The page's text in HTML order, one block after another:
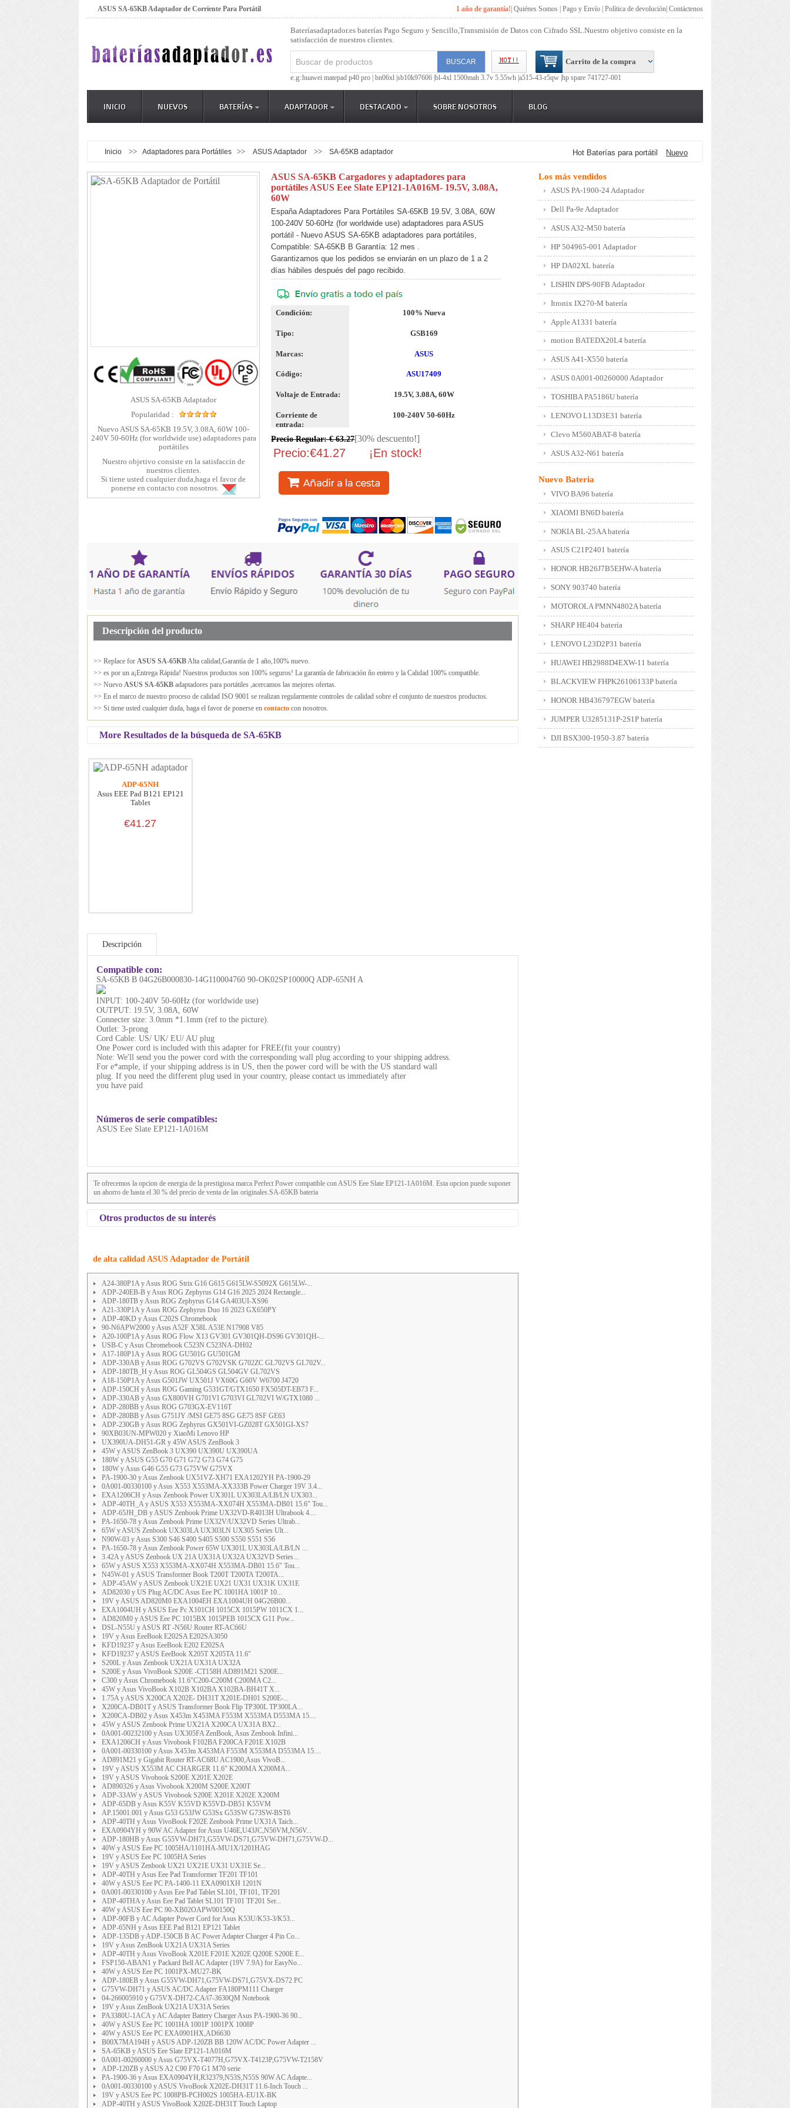
ASUS SA-65KB Adaptador de Corriente Para Portátil 1 año de garantía! |Quiénes Somos |Pago y Envío |Política de devolución |Contáctenos
Bateríasadaptador.es baterías Pago Seguro y Sencillo,Transmisión de Datos con Cifrado SSL.Nuestro objetivo consiste en la
satisfacción de nuestros clientes.
Carrito de la compra
e.g:huawei matepad p40 pro | bn06xl | sb10k97606 | bl-4xl 1500mah 3.7v 5.55wh | a515-43-r5qw | hp spare 741727-001
INICIO NUEVOS BATERÍAS ADAPTADOR DESTACADO SOBRE NOSOTROS BLOG
Inicio >> Adaptadores para Portátiles >> ASUS Adaptador >> SA-65KB adaptador Hot Baterías para portátil Nuevo
ASUS SA-65KB Adaptador
Popularidad :
Nuevo ASUS SA-65KB 19.5V, 3.08A, 60W 100-
240V 50-60Hz (for worldwide use) adaptadores para
portátiles
Nuestro objetivo consiste en la satisfaccin de
nuestros clientes.
Si tiene usted cualquier duda,haga el favor de
ponerse en contacto con nosotros.
ASUS SA-65KB Cargadores y adaptadores para
portátiles ASUS Eee Slate EP121-1A016M- 19.5V, 3.08A,
60W
España Adaptadores Para Portátiles SA-65KB 19.5V, 3.08A, 60W
100-240V 50-60Hz (for worldwide use) adaptadores para ASUS
portátil - Nuevo ASUS SA-65KB adaptadores para portátiles,
Compatible: SA-65KB B Garantía: 12 mes .
Garantizamos que los pedidos se enviarán en un plazo de 1 a 2
días hábiles después del pago recibido.
Condición: 100% Nueva
Tipo: GSB169
Marcas: ASUS
Código: ASU17409
Voltaje de Entrada: 19.5V, 3.08A, 60W
Corriente de
entrada:
100-240V 50-60Hz
Precio Regular: € 63.27[30% descuento!]
Precio:€41.27 ¡En stock!
Descripción del producto
>> Replace for ASUS SA-65KBAlta calidad,Garantía de 1 año,100% nuevo.
>> es por un a¡Entrega Rápida! Nuestros productos son 100% seguros! La garantía de fabricación ño entero y la Calidad 100% compatible.
>> Nuevo ASUS SA-65KBadaptadores para portátiles ,acercamos las mejores ofertas.
>> En el marco de nuestro proceso de calidad ISO 9001 se realizan regularmente controles de calidad sobre el conjunto de nuestros productos.
>> Si tiene usted cualquier duda, haga el favor de ponerse en contactocon nosotros.
More Resultados de la búsqueda de SA-65KB
ADP-65NH
Asus EEE Pad B121 EP121
Tablet
€41.27
Descripción
Compatible con:
SA-65KB B 04G26B000830-14G110004760 90-OK02SP10000Q ADP-65NH A
INPUT: 100-240V 50-60Hz (for worldwide use)
OUTPUT: 19.5V, 3.08A, 60W
Connecter size: 3.0mm *1.1mm (ref to the picture).
Outlet: 3-prong
Cord Cable: US/ UK/ EU/ AU plug
One Power cord is included with this adapter for FREE(fit your country)
Note: We'll send you the power cord with the corresponding wall plug according to your shipping address.
For e*ample, if your shipping address is in US, then the power cord will be with the US standard wall
plug. If you need the different plug used in your country, please contact us immediately after
you have paid
Números de serie compatibles:
ASUS Eee Slate EP121-1A016M
Te ofrecemos la opcion de energia de la prestigiosa marca Perfect Power compatible con ASUS Eee Slate EP121-1A016M. Esta opcion puede suponer
un ahorro de hasta el 30 % del precio de venta de las originales.SA-65KB bateria
Otros productos de su interés
de alta calidad ASUS Adaptador de Portátil
A24-380P1A y Asus ROG Strix G16 G615 G615LW-S5092X G615LW-...
ADP-240EB-B y Asus ROG Zephyrus G14 G16 2025 2024 Rectangle...
ADP-180TB y Asus ROG Zephyrus G14 GA403UI-XS96
A21-330P1A y Asus ROG Zephyrus Duo 16 2023 GX650PY
ADP-40KD y Asus C202S Chromebook
90-N6APW2000 y Asus A52F X58L A53E N17908 V85
A20-100P1A y Asus ROG Flow X13 GV301 GV301QH-DS96 GV301QH-...
USB-C y Asus Chromebook C523N C523NA-DH02
A17-180P1A y Asus ROG GU501G GU501GM
ADP-330AB y Asus ROG G702VS G702VSK G702ZC GL702VS GL702V...
ADP-180TB_H y Asus ROG GL504GS GL504GV GL702VS
A18-150P1A y Asus G501JW UX501J VX60G G60V W6700 J4720
ADP-150CH y Asus ROG Gaming G531GT/GTX1650 FX505DT-EB73 F...
ADP-330AB y Asus GX800VH G701VI G703VI GL702VI W/GTX1080 ...
ADP-280BB y Asus ROG G703GX-EV116T
ADP-280BB y Asus G751JY /MSI GE75 8SG GE75 8SF GE63
ADP-230GB y Asus ROG Zephyrus GX501VI-GZ028T GX501GI-XS7
90XB03UN-MPW020 y XiaoMi Lenovo HP
UX390UA-DH51-GR y 45W ASUS ZenBook 3
45W y ASUS ZenBook 3 UX390 UX390U UX390UA
180W y ASUS G55 G70 G71 G72 G73 G74 G75
180W y Asus G46 G55 G73 G75VW G75VX
PA-1900-30 y Asus Zenbook UX51VZ-XH71 EXA1202YH PA-1900-29
0A001-00330100 y Asus X553 X553MA-XX333B Power Charger 19V 3.4...
EXA1206CH y Asus Zenbook Power UX301L UX303LA/LB/LN UX303...
ADP-40TH_A y ASUS X553 X553MA-XX074H X553MA-DB01 15.6" Tou...
ADP-65JH_DB y ASUS Zenbook Prime UX32VD-R4013H Ultrabook 4....
PA-1650-78 y Asus Zenbook Prime UX32V/UX32VD Series Ultrab...
65W y ASUS Zenbook UX303LA UX303LN UX305 Series Ult...
N90W-03 y Asus S300 S46 S400 S405 S500 S550 S551 S56
PA-1650-78 y Asus Zenbook Power 65W UX301L UX303LA/LB/LN ...
3.42A y ASUS Zenbook UX 21A UX31A UX32A UX32VD Series...
65W y ASUS X553 X553MA-XX074H X553MA-DB01 15.6" Tou...
N45W-01 y ASUS Transformer Book T200T T200TA T200TA...
ADP-45AW y ASUS Zenbook UX21E UX21 UX31 UX31K UX31E
AD82030 y US Plug AC/DC Asus Eee PC 1001HA 1001P 10...
19V y ASUS AD820M0 EXA1004EH EXA1004UH 04G26B00...
EXA1004UH y ASUS Eee Pc X101CH 1015CX 1015PW 1011CX 1...
AD820M0 y ASUS Eee PC 1015BX 1015PEB 1015CX G11 Pow...
DSL-N55U y ASUS RT -N56U Router RT-AC66U
19V y Asus EeeBook E202SA E202SA3050
KFD19237 y Asus EeeBook E202 E202SA
KFD19237 y ASUS EeeBook X205T X205TA 11.6"
S200L y Asus Zenbook UX21A UX31A UX32A
S200E y Asus VivoBook S200E -CT158H AD891M21 S200E...
C300 y Asus Chromebook 11.6"C200-C200M C200MA C2...
45W y Asus VivoBook X102B X102BA X102BA-BH41T X...
1.75A y ASUS X200CA X202E- DH31T X201E-DH01 S200E-...
X200CA-DB01T y ASUS Transformer Book Flip TP300L TP300LA...
X200CA-DB02 y Asus X453m X453MA F553M X553MA D553MA 15....
45W y ASUS Zenbook Prime UX21A X200CA UX31A BX2...
0A001-00232100 y Asus UX305FA ZenBook, Asus Zenbook Infini...
EXA1206CH y Asus Vivobook F102BA F200CA F201E X102B
0A001-00330100 y Asus X453m X453MA F553M X553MA D553MA 15....
AD891M21 y Gigabit Router RT-AC68U AC1900,Asus VivoB...
19V y ASUS X553M AC CHARGER 11.6" K200MA X200MA...
19V y ASUS Vivobook S200E X201E X202E
AD890326 y Asus Vivobook X200M S200E X200T
ADP-33AW y ASUS Vivobook S200E X201E X202E X200M
ADP-65DB y Asus K55V K55VD K55VD-DB51 K55VM
AP.15001.001 y Asus G53 G53JW G53Sx G53SW G73SW-BST6
ADP-40TH y Asus VivoBook F202E Zenbook Prime UX31A Taich...
EXA0904YH y 90W AC Adapter for Asus U46E,U43JC,N56VM,N56V...
ADP-180HB y Asus G55VW-DH71,G55VW-DS71,G75VW-DH71,G75VW-D...
40W y ASUS Eee PC 1005HA/1101HA-MU1X/1201HAG
19V y ASUS Eee PC 1005HA Series
19V y ASUS Zenbook UX21 UX21E UX31 UX31E Se...
ADP-40TH y Asus Eee Pad Transformer TF201 TF101
40W y ASUS Eee PC PA-1400-11 EXA0901XH 1201N
0A001-00330100 y Asus Eee Pad Tablet SL101, TF101, TF201
ADP-40THA y Asus Eee Pad Tablet SL101 TF101 TF201 Ser...
40W y ASUS Eee PC 90-XB02OAPW00150Q
ADP-90FB y AC Adapter Power Cord for Asus K53U/K53-3/K53...
ADP-65NH y Asus EEE Pad B121 EP121 Tablet
ADP-135DB y ADP-150CB B AC Power Adapter Charger 4 Pin Co...
19V y Asus ZenBook UX21A UX31A Series
ADP-40TH y Asus VivoBook X201E F201E X202E Q200E S200E E...
FSP150-ABAN1 y Packard Bell AC Adapter (19V 7.9A) for EasyNo...
40W y ASUS Eee PC 1001PX-MU27-BK
ADP-180EB y Asus G55VW-DH71,G75VW-DS71,G75VX-DS72 PC
G75VW-DH71 y ASUS AC/DC Adapter FA180PM111 Charger
04-266005910 y G75VX-DH72-CA/i7-3630QM Notebook
19V y Asus ZenBook UX21A UX31A Series
PA3380U-1ACA y AC Adapter Battery Charger Asus PA-1900-36 90...
40W y ASUS Eee PC 1001HA 1001P 1001PX 1008P
40W y ASUS Eee PC EXA0901HX,AD6630
B00X7MA194H y ASUS ADP-120ZB BB 120W AC/DC Power Adapter ...
SA-65KB y ASUS Eee Slate EP121-1A016M
0A001-00260000 y Asus G75VX-T4077H,G75VX-T4123P,G75VW-T2158V
ADP-120ZB y ASUS A2 C90 F70 G1 M70 serie
PA-1900-36 y Asus EXA0904YH,R32379,N53S,N55S 90W AC Adapte...
0A001-00330100 y ASUS VivoBook X202E-DH31T 11.6-Inch Touch ...
19V y ASUS Eee PC 1008PB-PCH002S 1005HA-EU1X-BK
ADP-40TH y ASUS VivoBook X202E-DH31T Touch Laptop
Los más vendidos
ASUS PA-1900-24 Adaptador
Dell Pa-9e Adaptador
ASUS A32-M50 batería
HP 504965-001 Adaptador
HP DA02XL batería
LISHIN DPS-90FB Adaptador
Itronix IX270-M batería
Apple A1331 batería
motion BATEDX20L4 batería
ASUS A41-X550 batería
ASUS 0A001-00260000 Adaptador
TOSHIBA PA5186U batería
LENOVO L13D3E31 batería
Clevo M560ABAT-8 batería
ASUS A32-N61 batería
Nuevo Bateria
VIVO BA96 batería
XIAOMI BN6D batería
NOKIA BL-25AA batería
ASUS C21P2401 batería
HONOR HB26J7B5EHW-A batería
SONY 903740 batería
MOTOROLA PMNN4802A batería
SHARP HE404 batería
LENOVO L23D2P31 batería
HUAWEI HB2988D4EXW-11 batería
BLACKVIEW FHPK26106133P batería
HONOR HB436797EGW batería
JUMPER U3285131P-2S1P batería
DJI BSX300-1950-3.87 batería